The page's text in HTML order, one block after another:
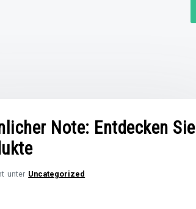
Note: Entdecken Sie
unter Uncategorized